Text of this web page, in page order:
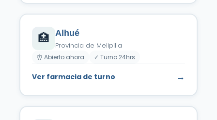
🏥 Alhué
Provincia de Melipilla
⏰ Abierto ahora ✓ Turno 24hrs
Ver farmacia de turno →